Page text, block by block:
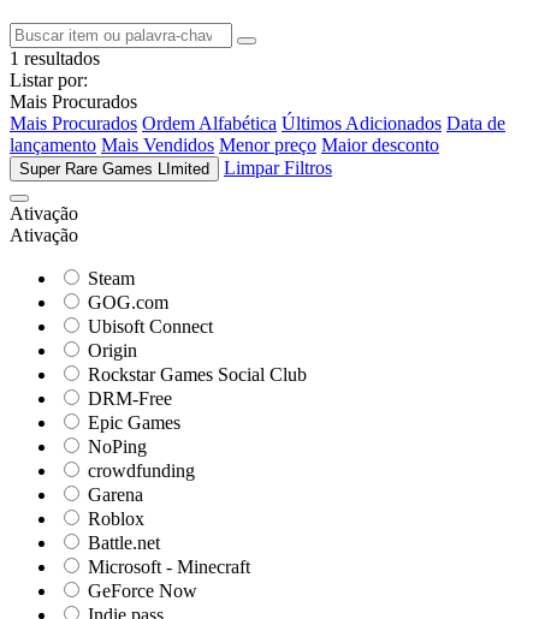
1 resultados
Listar por:
Mais Procurados
Mais Procurados Ordem Alfabética Últimos Adicionados Data de
lançamento Mais Vendidos Menor preço Maior desconto
Super Rare Games LImited Limpar Filtros
Ativação
Ativação
Steam
GOG.com
Ubisoft Connect
Origin
Rockstar Games Social Club
DRM-Free
Epic Games
NoPing
crowdfunding
Garena
Roblox
Battle.net
Microsoft - Minecraft
GeForce Now